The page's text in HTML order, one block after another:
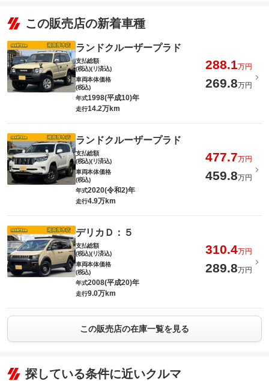
この販売店の新着車種
ランドクルーザープラド
支払総額
(税込)(リ済込)
288.1万円
車両本体価格
(税込)
269.8万円
年式1998(平成10)年
走行14.2万km
ランドクルーザープラド
支払総額
(税込)(リ済込)
477.7万円
車両本体価格
(税込)
459.8万円
年式2020(令和2)年
走行4.9万km
デリカＤ：５
支払総額
(税込)(リ済込)
310.4万円
車両本体価格
(税込)
289.8万円
年式2008(平成20)年
走行9.0万km
この販売店の在庫一覧を見る
探している条件に近いクルマ